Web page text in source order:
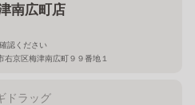
南広町店
認ください
右京区梅津南広町９９番地１
ドラッグ